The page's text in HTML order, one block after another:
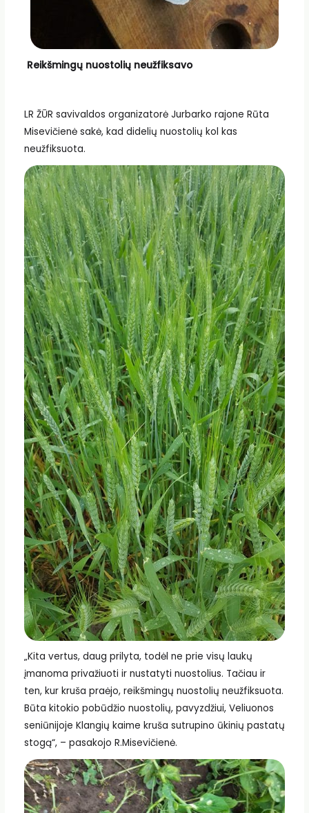
Reikšmingų nuostolių neužfiksavo
LR ŽŪR savivaldos organizatorė Jurbarko rajone Rūta
Misevičienė sakė, kad didelių nuostolių kol kas
neužfiksuota.
„Kita vertus, daug prilyta, todėl ne prie visų laukų
įmanoma privažiuoti ir nustatyti nuostolius. Tačiau ir
ten, kur kruša praėjo, reikšmingų nuostolių neužfiksuota.
Būta kitokio pobūdžio nuostolių, pavyzdžiui, Veliuonos
seniūnijoje Klangių kaime kruša sutrupino ūkinių pastatų
stogą“, – pasakojo R.Misevičienė.